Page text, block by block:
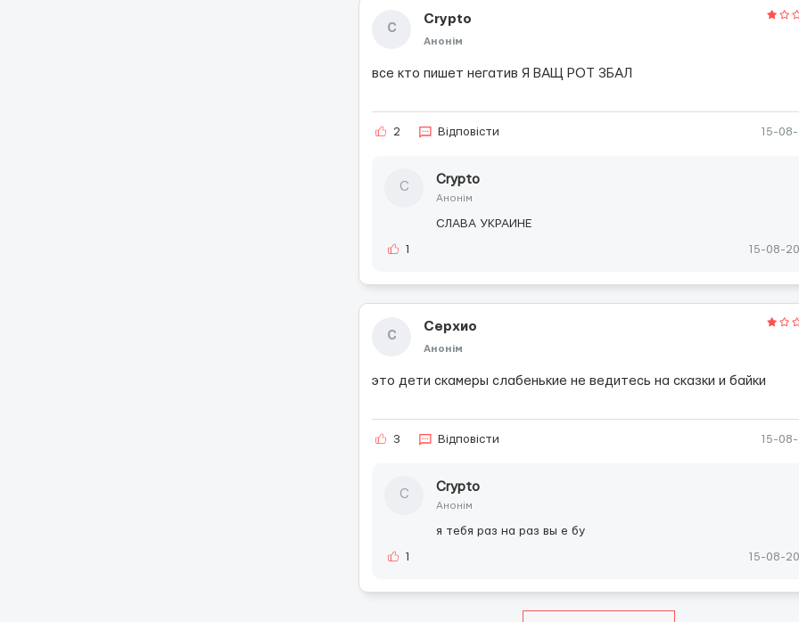
С
Сrypto
Анонім
все кто пишет негатив Я ВАЩ РОТ 3БАЛ
2 Відповісти 15-
С
Сrypto
Анонім
СЛАВА УКРАИНЕ
1 15-08-
С
Серхио
Анонім
это дети скамеры слабенькие не ведитесь на сказки и байки
3 Відповісти 15-
С
Сrypto
Анонім
я тебя раз на раз вы е бу
1 15-08-